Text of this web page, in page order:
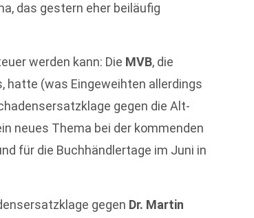
das gestern eher beiläufig
werden kann: Die MVB, die
(was Eingeweihten allerdings
gegen die Alt-
neues Thema bei der kommenden
für die Buchhändlertage im Juni in
gegen Dr. Martin